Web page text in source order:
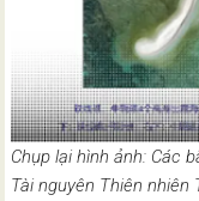
Chụp lại hình ảnh: Các
Tài nguyên Thiên nhiên